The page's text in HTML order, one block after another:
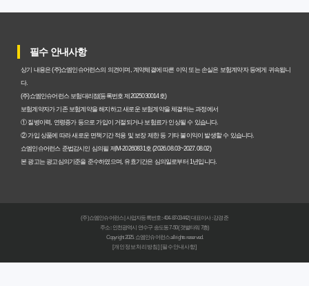
갱신형 암보험과 비갱신형, 어떤 차이가 있을까? 내게 맞는
암보험비갱신형, 평생 고정 보험료의 숨겨진 가치와 현명한
선택 기준
암보험 비갱신형, 왜 지금 선택해야 할까요? 미래 보험료 걱
정 끝내는 방법
갱신형 vs 비갱신형 암보험, 당신에게 더 유리한 선택은? 완
필수 안내사항
상기 내용은 (주)쇼엠인슈어런스의 의견이며, 계약체결에 따른 이익 또는 손실은 보험계약자 등에게 귀속됩니
다.
(주)쇼엠인슈어런스 보험대리점(등록번호 제2025030014호)
보험계약자가 기존 보험계약을 해지하고 새로운 보험계약을 체결하는 과정에서
① 질병이력, 연령증가 등으로 가입이 거절되거나 보험료가 인상될 수 있습니다.
② 가입 상품에 따라 새로운 면책기간 적용 및 보장 제한 등 기타 불이익이 발생할 수 있습니다.
쇼엠인슈어런스 준법감시인 심의필 제M-20260831호 (2026.08.03~2027.08.02)
본 광고는 광고심의기준을 준수하였으며, 유효기간은 심의일로부터 1년입니다.
(주)쇼엠인슈어런스 | 사업자등록번호 : 404-87-03442 | 대표이사 : 강경준
주소 : 인천광역시 연수구 송도동 7-50 (갯벌타워 7층)
Copyright 2025. 쇼엠인슈어런스 all rights reserved.
[개인정보처리방침] [필수안내사항]